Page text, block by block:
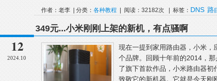
作者：老李 | 分类： 各种教程 | 阅读：32182次 | 标签： DNS 路
12
2024.10
349元...小米刚刚上架的新机，有点骚啊
现在一提到家用路由器，小米
个品牌。回顾十年前的2014，
了旗下首款作品，小米路由器
致敬它的新机器。它就是今天